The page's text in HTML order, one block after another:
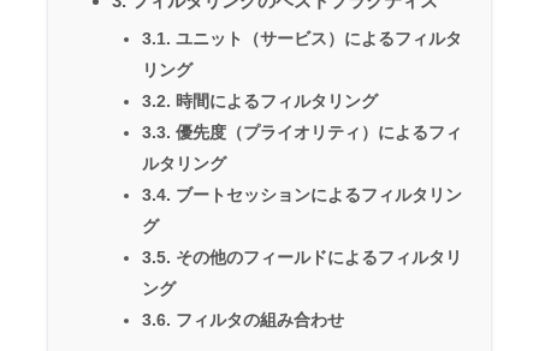
3.1. ユニット（サービス）によるフィルタ
リング
3.2. 時間によるフィルタリング
3.3. 優先度（プライオリティ）によるフィ
ルタリング
3.4. ブートセッションによるフィルタリン
グ
3.5. その他のフィールドによるフィルタリ
ング
3.6. フィルタの組み合わせ